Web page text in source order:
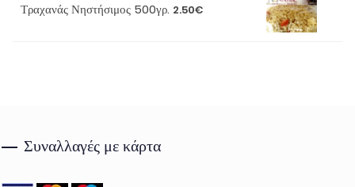
Τραχανάς Νηστήσιμος 500γρ. 2.50€
Συναλλαγές με κάρτα